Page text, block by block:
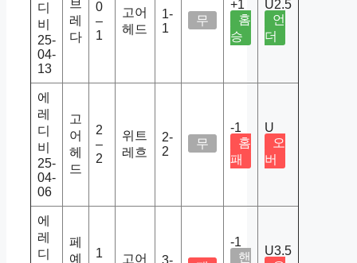
디
비
25-
04-
13
브
레
다
0
–
1
고어
헤드
1-
1
무
+1
홈
승
U2.5
언
더
에
레
디
비
25-
04-
06
고
어
헤
드
2
–
2
위트
레흐
2-
2
무
-1
홈
패
U
오
버
에
레
디
페
예
1
고어
3-
-1
핸
U3.5